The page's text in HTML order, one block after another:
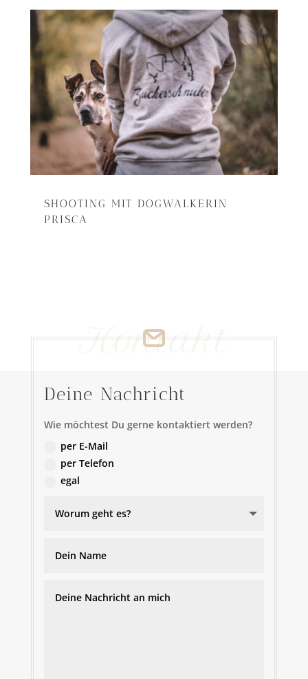
SHOOTING MIT DOGWALKERIN
PRISCA
Kontakt
Deine Nachricht
Wie möchtest Du gerne kontaktiert werden?
per E-Mail
per Telefon
egal